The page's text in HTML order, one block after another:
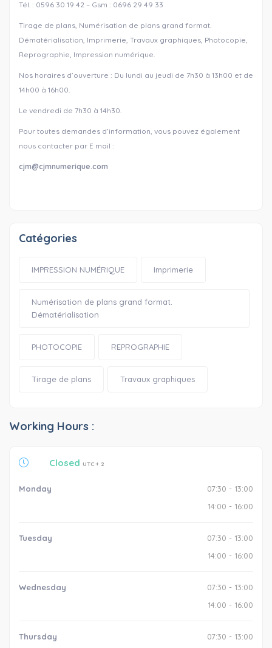
Tél. : 0596 30 19 42 – Gsm : 0696 29 49 33
Tirage de plans, Numérisation de plans grand format.
Dématérialisation, Imprimerie, Travaux graphiques, Photocopie,
Reprographie, Impression numérique.
Nos horaires d’ouverture : Du lundi au jeudi de 7h30 à 13h00 et de
14h00 à 16h00.
Le vendredi de 7h30 à 14h30.
Pour toutes demandes d’information, vous pouvez également
nous contacter par E mail :
cjm@cjmnumerique.com
Catégories
IMPRESSION NUMÉRIQUE Imprimerie
Numérisation de plans grand format.
Dématérialisation
PHOTOCOPIE REPROGRAPHIE
Tirage de plans Travaux graphiques
Working Hours :
Closed UTC + 2
Monday
07:30 - 13:00
14:00 - 16:00
Tuesday
07:30 - 13:00
14:00 - 16:00
Wednesday
07:30 - 13:00
14:00 - 16:00
Thursday
07:30 - 13:00